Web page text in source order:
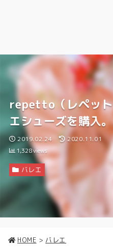
repetto（レペット
エシューズを購入
2019.02.24
2020.11.01
1,328views
バレエ
HOME > バレエ